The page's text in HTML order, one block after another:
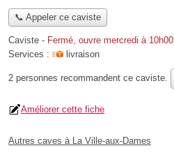
📞 Appeler ce caviste
Caviste - Fermé, ouvre mercredi à 10h00
Services :
livraison
2 personnes recommandent ce caviste.
Améliorer cette fiche
Autres caves à La Ville-aux-Dames